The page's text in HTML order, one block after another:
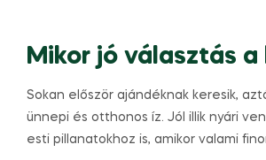
Mikor jó választás a
Sokan először ajándéknak keresik,
ünnepi és otthonos íz. Jól illik nyári
esti pillanatokhoz is, amikor valami